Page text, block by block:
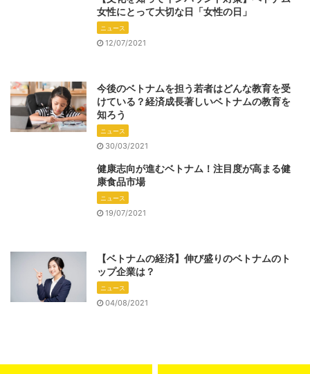
女性にとって大切な日「女性の日」
ニュース
12/07/2021
今後のベトナムを担う若者はどんな教育を受
けている？経済成長著しいベトナムの教育を
知ろう
ニュース
30/03/2021
健康志向が進むベトナム！注目度が高まる健
康食品市場
ニュース
19/07/2021
【ベトナムの経済】伸び盛りのベトナムのト
ップ企業は？
ニュース
04/08/2021